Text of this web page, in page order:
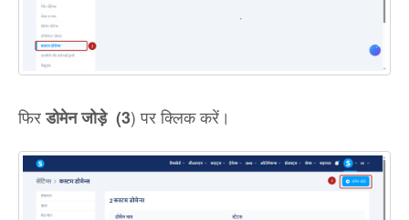
फिरडोमेन जोड़े (3) पर क्लिक करें।